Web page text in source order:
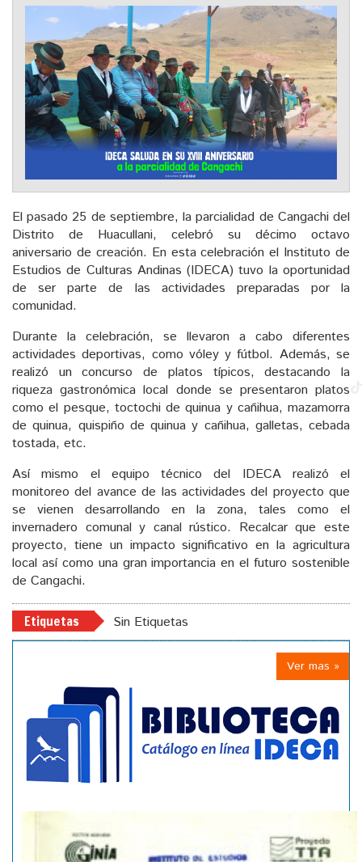
El pasado 25 de septiembre, la parcialidad de Cangachi del
Distrito de Huacullani, celebró su décimo octavo
aniversario de creación. En esta celebración el Instituto de
Estudios de Culturas Andinas (IDECA) tuvo la oportunidad
de ser parte de las actividades preparadas por la
comunidad.
Durante la celebración, se llevaron a cabo diferentes
actividades deportivas, como vóley y fútbol. Además, se
realizó un concurso de platos típicos, destacando la
riqueza gastronómica local donde se presentaron platos
como el pesque, toctochi de quinua y cañihua, mazamorra
de quinua, quispiño de quinua y cañihua, galletas, cebada
tostada, etc.
Así mismo el equipo técnico del IDECA realizó el
monitoreo del avance de las actividades del proyecto que
se vienen desarrollando en la zona, tales como el
invernadero comunal y canal rústico. Recalcar que este
proyecto, tiene un impacto significativo en la agricultura
local así como una gran importancia en el futuro sostenible
de Cangachi.
Etiquetas Sin Etiquetas
Ver mas »